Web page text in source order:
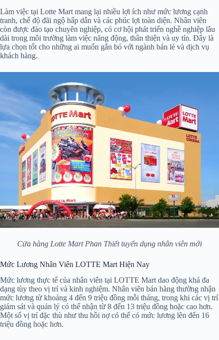
Làm việc tại Lotte Mart mang lại nhiều lợi ích như mức lương cạnh
tranh, chế độ đãi ngộ hấp dẫn và các phúc lợi toàn diện. Nhân viên
còn được đào tạo chuyên nghiệp, có cơ hội phát triển nghề nghiệp lâu
dài trong môi trường làm việc năng động, thân thiện và uy tín. Đây là
lựa chọn tốt cho những ai muốn gắn bó với ngành bán lẻ và dịch vụ
khách hàng.
Cửa hàng Lotte Mart Phan Thiết tuyển dụng nhân viên mới
Mức Lương Nhân Viên LOTTE Mart Hiện Nay
Mức lương thực tế của nhân viên tại LOTTE Mart dao động khá đa
dạng tùy theo vị trí và kinh nghiệm. Nhân viên bán hàng thường nhận
mức lương từ khoảng 4 đến 9 triệu đồng mỗi tháng, trong khi các vị trí
giám sát và quản lý có thể nhận từ 8 đến 13 triệu đồng hoặc cao hơn.
Một số vị trí đặc thù như thu hồi nợ có thể có mức lương lên đến 16
triệu đồng hoặc hơn.